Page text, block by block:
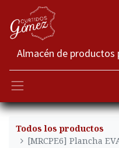
Almacén de productos
Todos los productos
[MRCPE6] Plancha